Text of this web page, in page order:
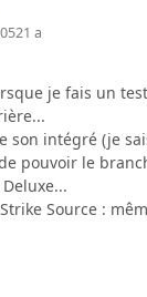
21 a
je fais un
son intégré (je
pouvoir le
Source :